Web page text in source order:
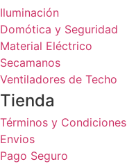
Iluminación
Domótica y Seguridad
Material Eléctrico
Secamanos
Ventiladores de Techo
Tienda
Términos y Condiciones
Envios
Pago Seguro